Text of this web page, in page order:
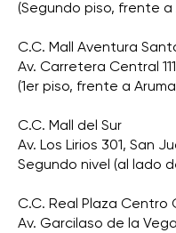
(Segundo piso, frente a
C.C. Mall Aventura
Av. Carretera Central
(1er piso, frente a
C.C. Mall del Sur
Av. Los Lirios 301, San
Segundo nivel (al lado
C.C. Real Plaza Centro
Av. Garcilaso de la